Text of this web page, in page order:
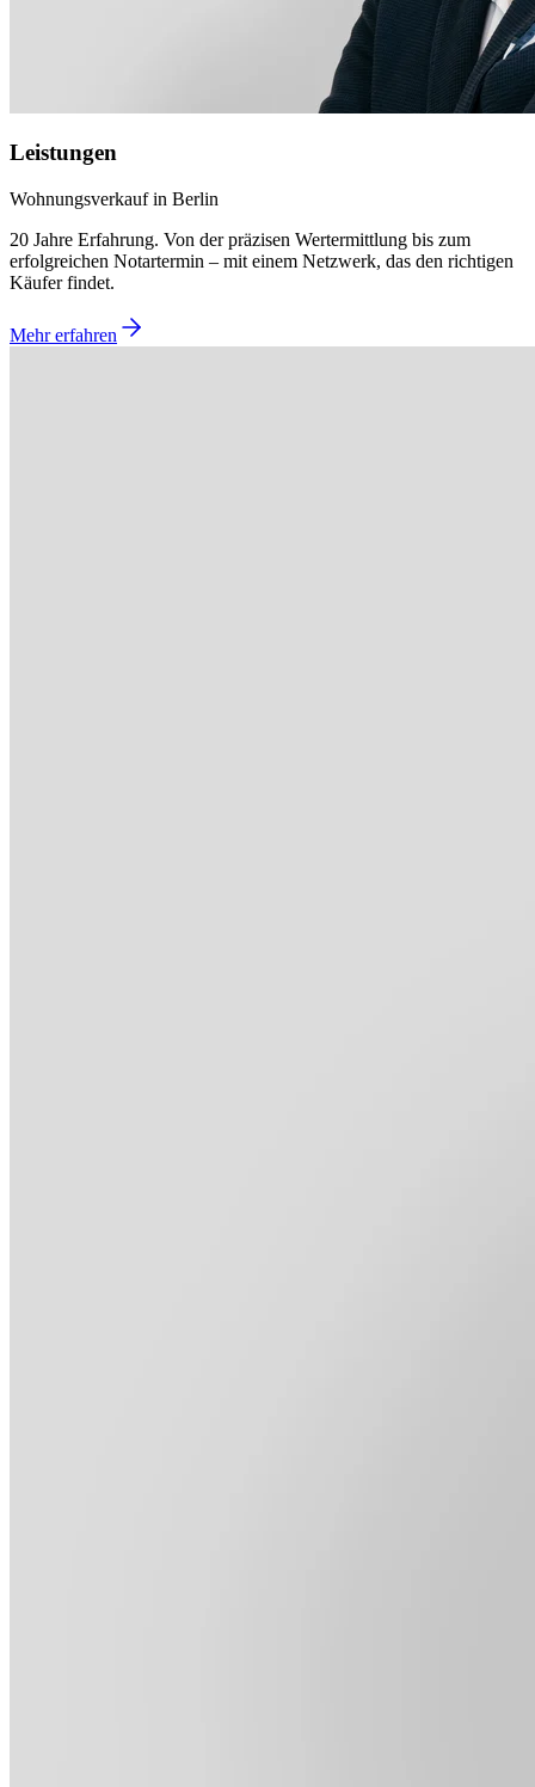
Leistungen
Wohnungsverkauf in Berlin
20 Jahre Erfahrung. Von der präzisen Wertermittlung bis zum
erfolgreichen Notartermin – mit einem Netzwerk, das den richtigen
Käufer findet.
Mehr erfahren